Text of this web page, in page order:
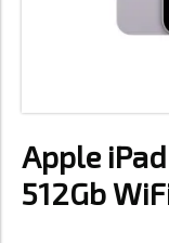
Apple
512Gb